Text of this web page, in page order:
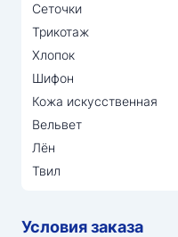
Сеточки
Трикотаж
Хлопок
Шифон
Кожа искусственная
Вельвет
Лён
Твил
Условия заказа